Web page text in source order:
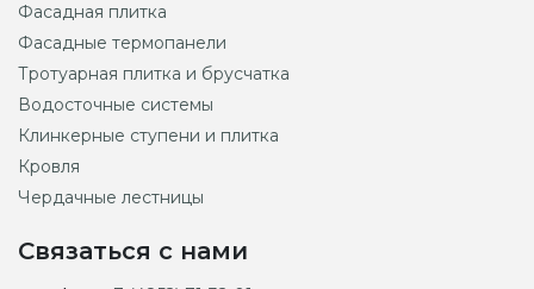
Фасадная плитка
Фасадные термопанели
Тротуарная плитка и брусчатка
Водосточные системы
Клинкерные ступени и плитка
Кровля
Чердачные лестницы
Связаться с нами